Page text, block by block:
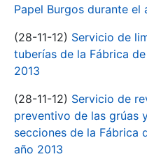
Papel Burgos durante el
(28-11-12) Servicio de
tuberías de la Fábrica
2013
(28-11-12) Servicio de
preventivo de las grúas
secciones de la Fábrica
año 2013